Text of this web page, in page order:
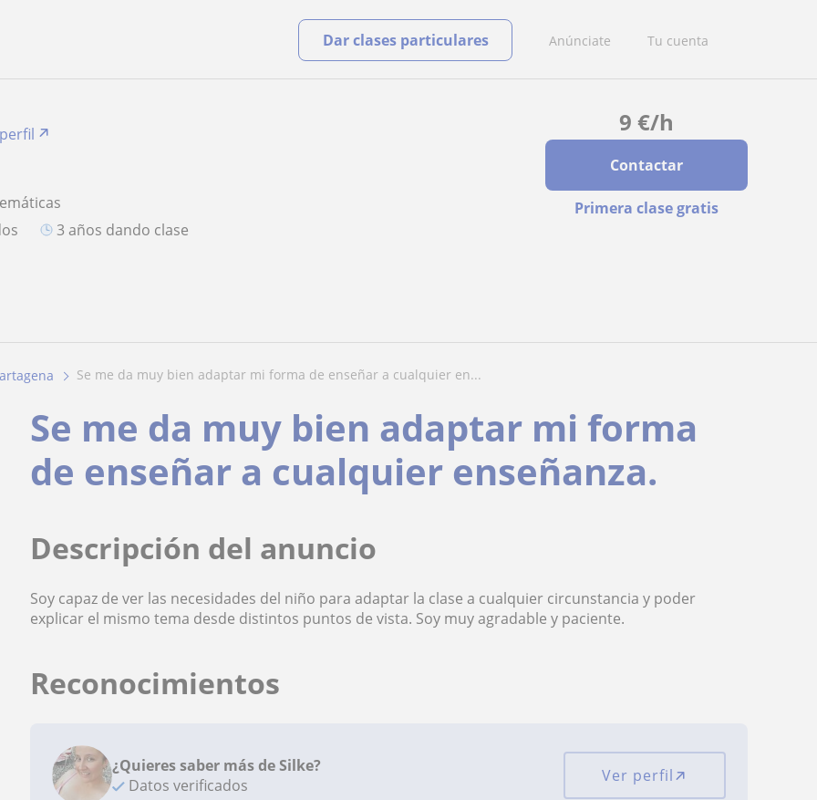
Anúnciate Tu cuenta
Dar clases particulares
9 €/h
Contactar
Primera clase gratis
3 años dando clase
se me da muy bien adaptar mi forma de enseñar a cualquier en...
Se me da muy bien adaptar mi forma
de enseñar a cualquier enseñanza.
Descripción del anuncio
Soy capaz de ver las necesidades del niño para adaptar la clase a cualquier circunstancia y poder
explicar el mismo tema desde distintos puntos de vista. Soy muy agradable y paciente.
Reconocimientos
¿Quieres saber más de Silke?
Datos verificados
Ver perfil